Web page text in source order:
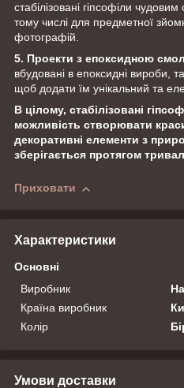
стабілізовані гіпсофіли
тому числі для предметної
фотографій.
5. Проекти з епоксидною
вбудовані в епоксидні вироби,
щоб додати їм унікальний та
В цілому, стабілізовані
можливість створювати
декоративні елементи з
зберігається протягом
Приховати
Характеристики
Основні
Виробник
Країна виробник
Колір
Умови доставки